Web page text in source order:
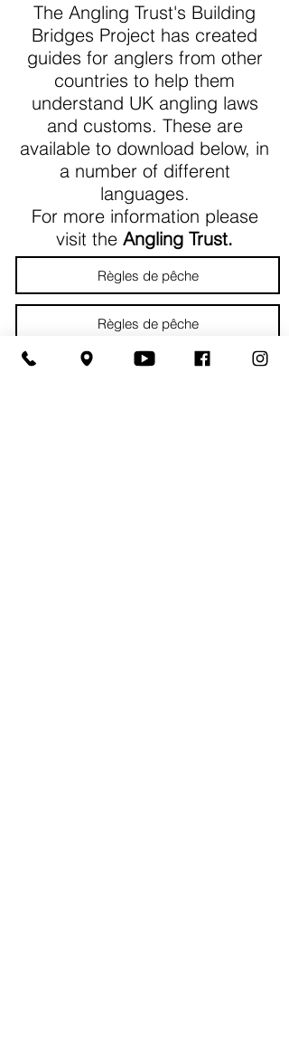
The Angling Trust's Building
Bridges Project has created
guides for anglers from other
countries to help them
understand UK angling laws
and customs. These are
available to download below, in
a number of different
languages.
For more information please
visit the Angling Trust.
Règles de pêche
Règles de pêche
Règles de pêche